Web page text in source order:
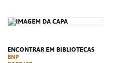
ENCONTRAR EM BIBLIOTECAS
BNP